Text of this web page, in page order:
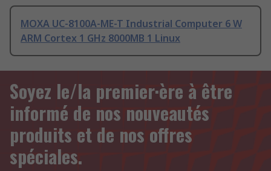
MOXA UC-8100A-ME-T Industrial Computer 6 W
ARM Cortex 1 GHz 8000MB 1 Linux
Soyez le/la premier·ère à être
informé de nos nouveautés
produits et de nos offres
spéciales.